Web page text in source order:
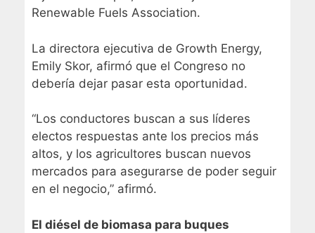
Renewable Fuels Association.
La directora ejecutiva de Growth Energy,
Emily Skor, afirmó que el Congreso no
debería dejar pasar esta oportunidad.
“Los conductores buscan a sus líderes
electos respuestas ante los precios más
altos, y los agricultores buscan nuevos
mercados para asegurarse de poder seguir
en el negocio,” afirmó.
El diésel de biomasa para buques